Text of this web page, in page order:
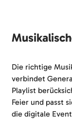
Die richtige
verbindet
Playlist
Feier und passt
die digitale